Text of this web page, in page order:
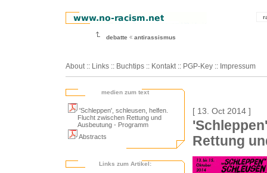
debatte antirassismus
About :: Links :: Buchtips :: Kontakt :: PGP-Key :: Impressum
medien zum text
'Schleppen', schleusen, helfen.
Flucht zwischen Rettung und
Ausbeutung - Programm
Abstracts
Links zum Artikel:
[ 13. Oct 2014 ]
Rettung